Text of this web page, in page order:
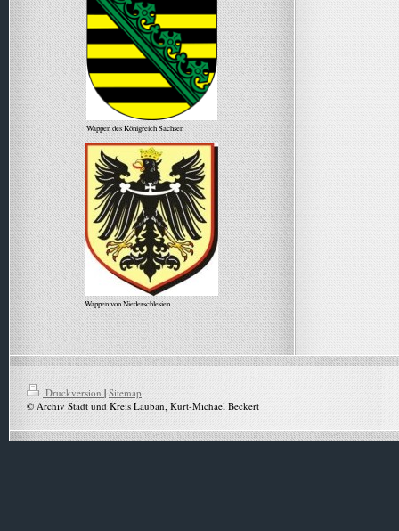
Wappen des Königreich Sachsen
Wappen von Niederschlesien
Alle Meldungen
Druckversion| Sitemap
© Archiv Stadt und Kreis Lauban, Kurt-Michael Beckert